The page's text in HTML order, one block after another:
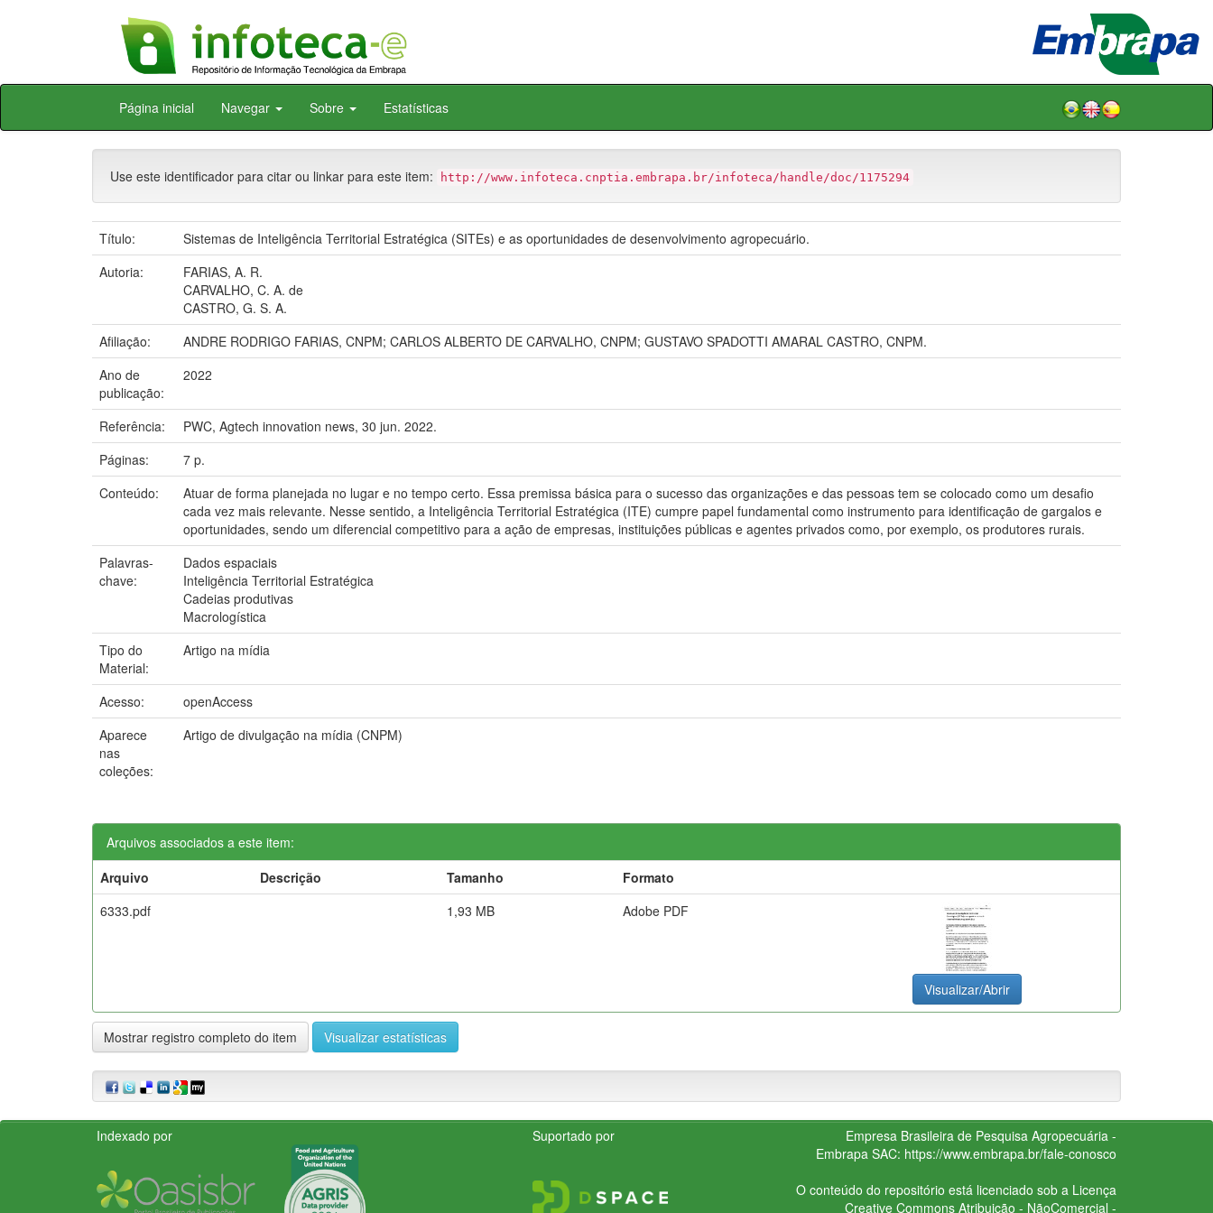
Skip
Página inicial Navegar Sobre Estatísticas
Use este identificador para citar ou linkar para este item: http://www.infoteca.cnptia.embrapa.br/infoteca/handle/doc/1175294
Título:
Sistemas de Inteligência Territorial Estratégica (SITEs) e as oportunidades de desenvolvimento agropecuário.
Autoria:
FARIAS, A. R.
CARVALHO, C. A. de
CASTRO, G. S. A.
Afiliação:
ANDRE RODRIGO FARIAS, CNPM; CARLOS ALBERTO DE CARVALHO, CNPM; GUSTAVO SPADOTTI AMARAL CASTRO, CNPM.
Ano de
publicação:
2022
Referência:
PWC, Agtech innovation news, 30 jun. 2022.
Páginas:
7 p.
Conteúdo:
Atuar de forma planejada no lugar e no tempo certo. Essa premissa básica para o sucesso das organizações e das pessoas tem se colocado como um desafio
cada vez mais relevante. Nesse sentido, a Inteligência Territorial Estratégica (ITE) cumpre papel fundamental como instrumento para identificação de gargalos e
oportunidades, sendo um diferencial competitivo para a ação de empresas, instituições públicas e agentes privados como, por exemplo, os produtores rurais.
Palavras-
chave:
Dados espaciais
Inteligência Territorial Estratégica
Cadeias produtivas
Macrologística
Tipo do
Material:
Artigo na mídia
Acesso:
openAccess
Aparece
nas
coleções:
Artigo de divulgação na mídia (CNPM)
Arquivos associados a este item:
Arquivo
Descrição Tamanho
Formato
6333.pdf
1,93 MB Adobe PDF
Visualizar/Abrir
Mostrar registro completo do item Visualizar estatísticas
Indexado por Suportado por
Empresa Brasileira de Pesquisa Agropecuária -
Embrapa SAC: https://www.embrapa.br/fale-conosco
O conteúdo do repositório está licenciado sob a Licença
Creative CommonsAtribuição - NãoComercial -